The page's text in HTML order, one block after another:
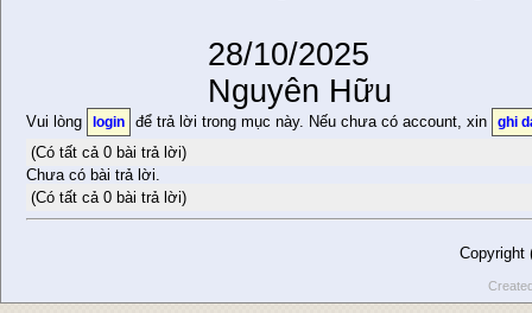
28/10/2025
Nguyên Hữu
Vui lòng login để trả lời trong mục này. Nếu chưa có account, xin ghi
(Có tất cả 0 bài trả lời)
Chưa có bài trả lời.
(Có tất cả 0 bài trả lời)
Copyright